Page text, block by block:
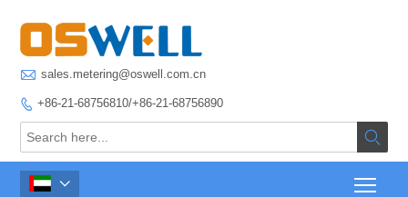
 sales.metering@oswell.com.cn
 +86-21-68756810/+86-21-68756890

